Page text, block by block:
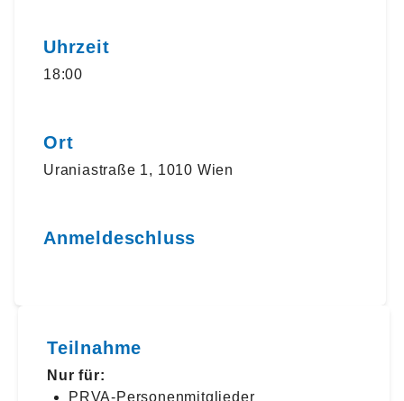
Uhrzeit
18:00
Ort
Uraniastraße 1, 1010 Wien
Anmeldeschluss
Teilnahme
Nur für:
PRVA-Personenmitglieder